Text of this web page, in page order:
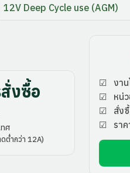
12V Deep Cycle use (AGM)
งซื้อ
ศ
ต่ำกว่า 12A)
☑ งาน
☑ หน่ว
☑ สั่งซื้
☑ ราค